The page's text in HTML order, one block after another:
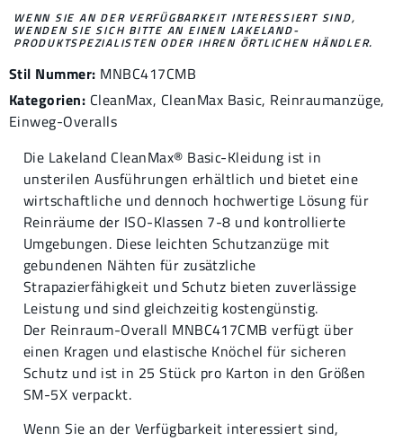
WENN SIE AN DER VERFÜGBARKEIT INTERESSIERT SIND,
WENDEN SIE SICH BITTE AN EINEN LAKELAND-
PRODUKTSPEZIALISTEN ODER IHREN ÖRTLICHEN HÄNDLER.
Stil Nummer: MNBC417CMB
Kategorien: CleanMax, CleanMax Basic, Reinraumanzüge,
Einweg-Overalls
Die Lakeland CleanMax® Basic-Kleidung ist in
unsterilen Ausführungen erhältlich und bietet eine
wirtschaftliche und dennoch hochwertige Lösung für
Reinräume der ISO-Klassen 7-8 und kontrollierte
Umgebungen. Diese leichten Schutzanzüge mit
gebundenen Nähten für zusätzliche
Strapazierfähigkeit und Schutz bieten zuverlässige
Leistung und sind gleichzeitig kostengünstig.
Der Reinraum-Overall MNBC417CMB verfügt über
einen Kragen und elastische Knöchel für sicheren
Schutz und ist in 25 Stück pro Karton in den Größen
SM-5X verpackt.
Wenn Sie an der Verfügbarkeit interessiert sind,